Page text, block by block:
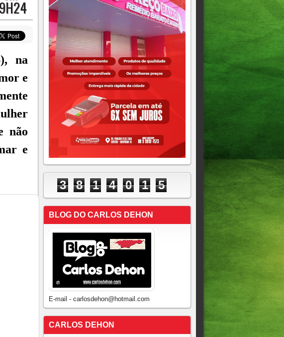
na
e
não
e
3 8 1 4 0 1 5
BLOG DO CARLOS DEHON
E-mail - carlosdehon@hotmail.com
CARLOS DEHON